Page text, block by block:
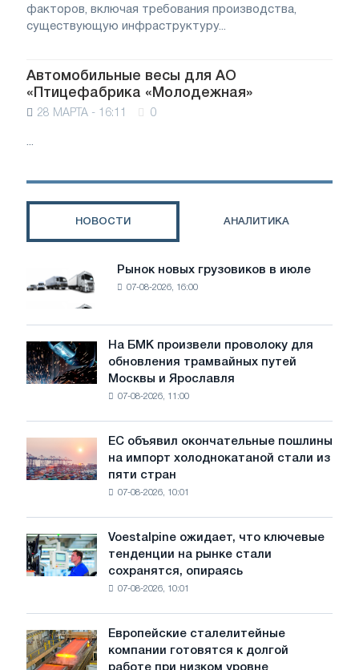
факторов, включая требования производства,
существующую инфраструктуру...
Автомобильные весы для АО
«Птицефабрика «Молодежная»
28 МАРТА - 16:11 0
...
НОВОСТИ АНАЛИТИКА
Рынок
новых
грузовиков
в
июле
Рынок новых грузовиков в июле
07-08-2026, 16:00
На
БМК
произвели
трамвайных
путей
Ярославля
На БМК произвели проволоку для
обновления трамвайных путей
Москвы и Ярославля
07-08-2026, 11:00
объявил
окончательные
холоднокатаной
стали
стран
ЕС объявил окончательные пошлины
на импорт холоднокатаной стали из
пяти стран
07-08-2026, 10:01
Voestalpine
ожидает,
что
рынке
стали
Voestalpine ожидает, что ключевые
тенденции на рынке стали
сохранятся, опираясь
07-08-2026, 10:01
Европейские
сталелитейные
Европейские сталелитейные
компании готовятся к долгой
работе при низком уровне